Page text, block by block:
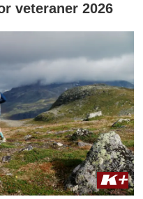
veteraner 2026